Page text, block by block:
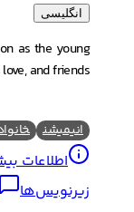
انگلیسی
as the young
and friends.
انیمیشن
اطلاعات
زیرنویس‌ها